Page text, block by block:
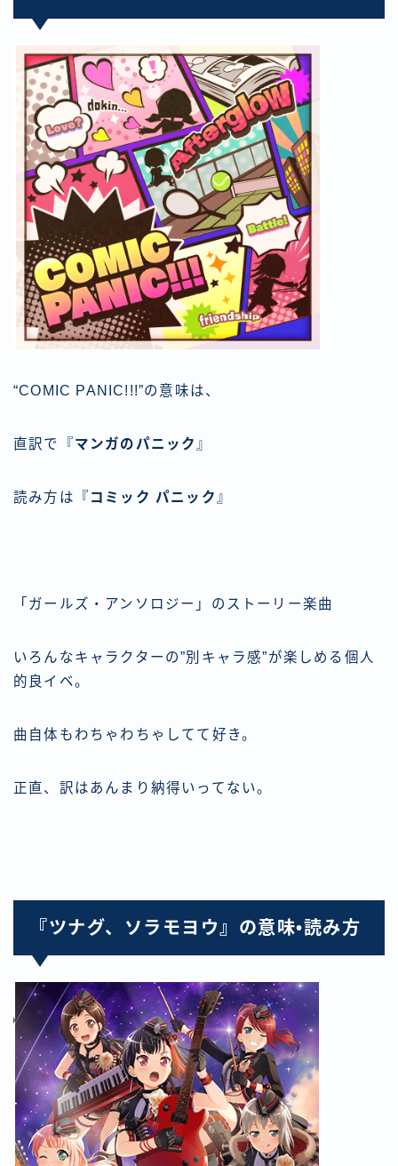
“COMIC PANIC!!!”の意味は、
直訳で『マンガのパニック 』
読み方は『 コミック パニック 』
「ガールズ・アンソロジー」のストーリー楽曲
いろんなキャラクターの”別キャラ感”が楽しめる個人
的良イベ。
曲自体もわちゃわちゃしてて好き。
正直、訳はあんまり納得いってない。
『ツナグ、ソラモヨウ』の意味•読み方